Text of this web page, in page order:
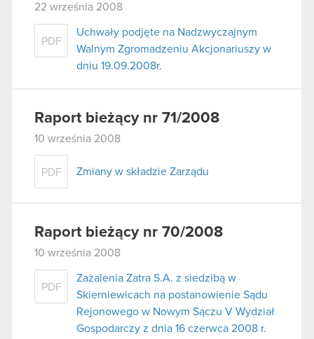
22 września 2008
PDF
Uchwały podjęte na Nadzwyczajnym
Walnym Zgromadzeniu Akcjonariuszy w
dniu 19.09.2008r.
Raport bieżący nr 71/2008
10 września 2008
PDF Zmiany w składzie Zarządu
Raport bieżący nr 70/2008
10 września 2008
PDF
Zażalenia Zatra S.A. z siedzibą w
Skierniewicach na postanowienie Sądu
Rejonowego w Nowym Sączu V Wydział
Gospodarczy z dnia 16 czerwca 2008 r.